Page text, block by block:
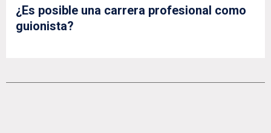
¿Es posible una carrera profesional como
guionista?